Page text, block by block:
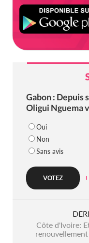
Gabon : Depuis
Oligui Nguema
Oui
Non
Sans avis
Côte d'Ivoire: